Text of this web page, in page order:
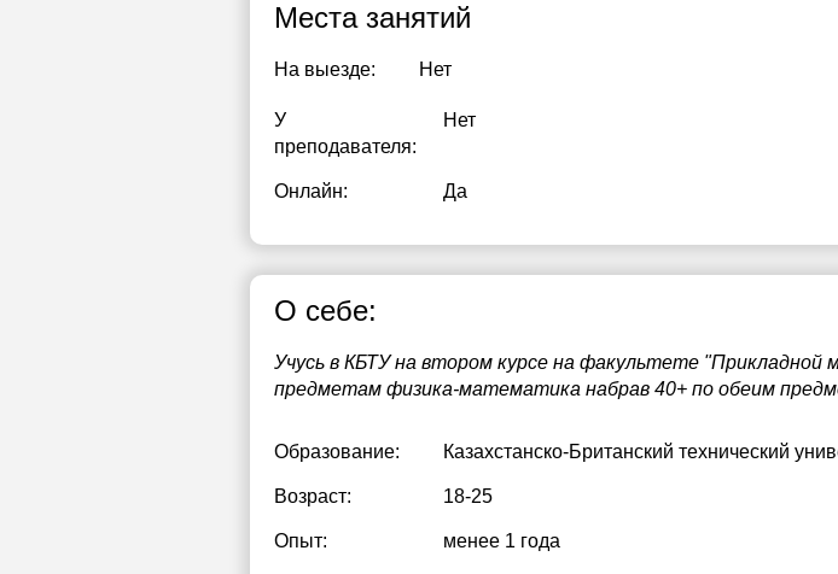
Места занятий
На выезде: Нет
У
преподавателя:
Нет
Онлайн: Да
О себе:
Учусь в КБТУ на втором курсе на факультете
предметам физика-математика набрав 40+ по обеим
Образование: Казахстанско-Британский технический
Возраст: 18-25
Опыт: менее 1 года